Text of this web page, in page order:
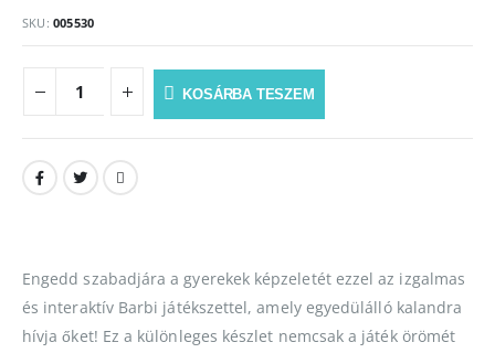
SKU: 005530
KOSÁRBA TESZEM
Engedd szabadjára a gyerekek képzeletét ezzel az izgalmas
és interaktív Barbi játékszettel, amely egyedülálló kalandra
hívja őket! Ez a különleges készlet nemcsak a játék örömét